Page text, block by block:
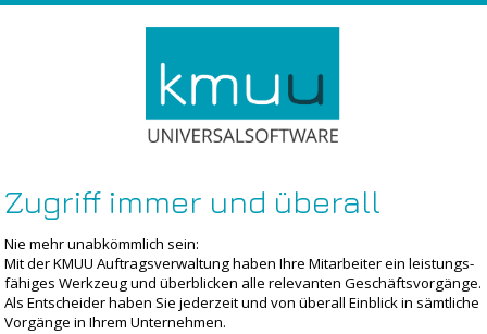
Zugriff immer und überall
Nie mehr unabkömmlich sein:
Mit der KMUU Auftragsverwaltung haben Ihre Mitarbeiter ein leistungs-
fähiges Werkzeug und überblicken alle relevanten Geschäftsvorgänge.
Als Entscheider haben Sie jederzeit und von überall Einblick in sämtliche
Vorgänge in Ihrem Unternehmen.